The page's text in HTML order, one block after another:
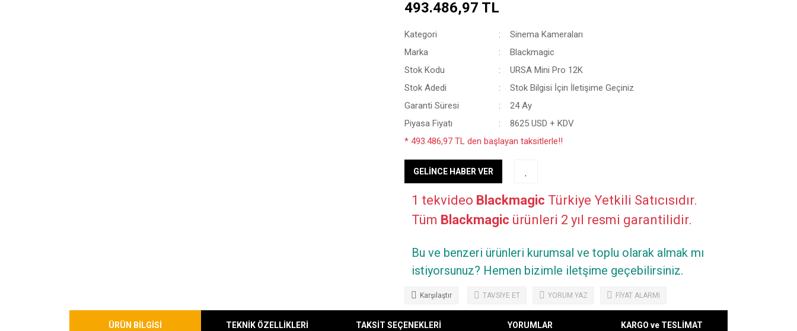
493.486,97 TL
Kategori
Sinema Kameraları
Marka
Blackmagic
Stok Kodu
URSA Mini Pro 12K
Stok Adedi
Stok Bilgisi İçin İletişime Geçiniz
Garanti Süresi
24 Ay
Piyasa Fiyatı
8625 USD + KDV
* 493.486,97 TL den başlayan taksitlerle!!
GELİNCE HABER VER
1 tekvideo Blackmagic Türkiye Yetkili Satıcısıdır.
Tüm Blackmagic ürünleri 2 yıl resmi garantilidir.
Bu ve benzeri ürünleri kurumsal ve toplu olarak almak mı
istiyorsunuz? Hemen bizimle iletşime geçebilirsiniz.
Karşılaştır TAVSİYE ET YORUM YAZ FİYAT ALARMI
ÜRÜN BİLGİSİ TEKNİK ÖZELLİKLERİ TAKSİT SEÇENEKLERİ YORUMLAR KARGO ve TESLİMAT